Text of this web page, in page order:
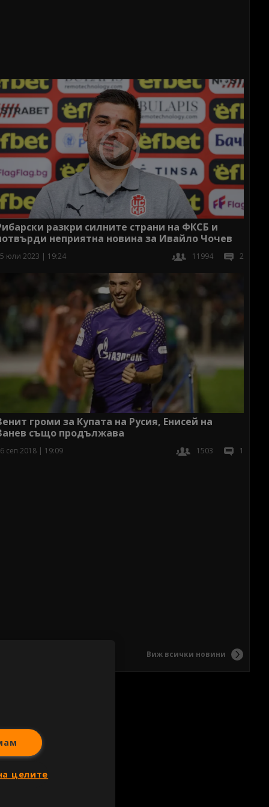
разкри силните страни на ФКСБ и
неприятна новина за Ивайло Чочев
юли 2023 | 19:24 11994 2
громи за Купата на Русия, Енисей на
също продължава
сеп 2018 | 19:09 1503 1
Виж всички новини
целите